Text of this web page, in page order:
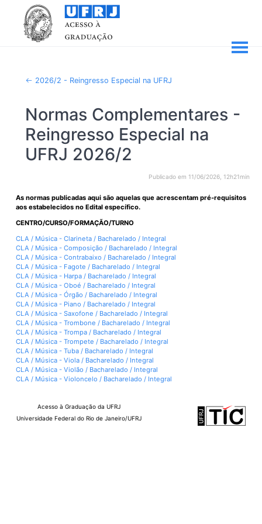
2026/2 - Reingresso Especial na UFRJ
Normas Complementares -
Reingresso Especial na
UFRJ 2026/2
Publicado em 11/06/2026, 12h21min
As normas publicadas aqui são aquelas que acrescentam pré-requisitos
aos estabelecidos no Edital específico.
CENTRO/CURSO/FORMAÇÃO/TURNO
CLA / Música - Clarineta / Bacharelado / Integral
CLA / Música - Composição / Bacharelado / Integral
CLA / Música - Contrabaixo / Bacharelado / Integral
CLA / Música - Fagote / Bacharelado / Integral
CLA / Música - Harpa / Bacharelado / Integral
CLA / Música - Oboé / Bacharelado / Integral
CLA / Música - Órgão / Bacharelado / Integral
CLA / Música - Piano / Bacharelado / Integral
CLA / Música - Saxofone / Bacharelado / Integral
CLA / Música - Trombone / Bacharelado / Integral
CLA / Música - Trompa / Bacharelado / Integral
CLA / Música - Trompete / Bacharelado / Integral
CLA / Música - Tuba / Bacharelado / Integral
CLA / Música - Viola / Bacharelado / Integral
CLA / Música - Violão / Bacharelado / Integral
CLA / Música - Violoncelo / Bacharelado / Integral
Acesso à Graduação da UFRJ
Universidade Federal do Rio de Janeiro/UFRJ